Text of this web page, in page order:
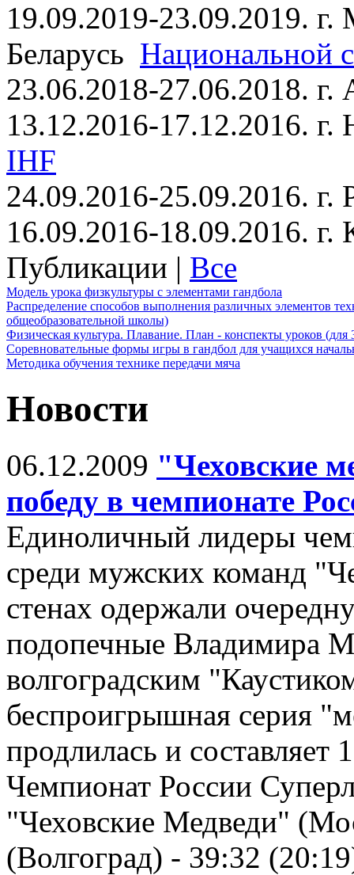
19.09.2019-23.09.2019. г.
Беларусь Национальной
23.06.2018-27.06.2018.
13.12.2016-17.12.2016.
IHF
24.09.2016-25.09.2016. г.
16.09.2016-18.09.2016.
Публикации | Все
Модель урока физкультуры с элементами гандбола
Распределение способов выполнения различных элементов
общеобразовательной школы)
Физическая культура. Плавание. План - конспекты уроков (для
Соревновательные формы игры в гандбол для учащихся
Методика обучения технике передачи мяча
Новости
06.12.2009 "Чеховские
победу в чемпионате
Единоличный лидеры
среди мужских команд
стенах одержали
подопечные Владимира
волгоградским
беспроигрышная серия
продлилась и составляет
Чемпионат России
"Чеховские Медведи"
(Волгоград) - 39:32